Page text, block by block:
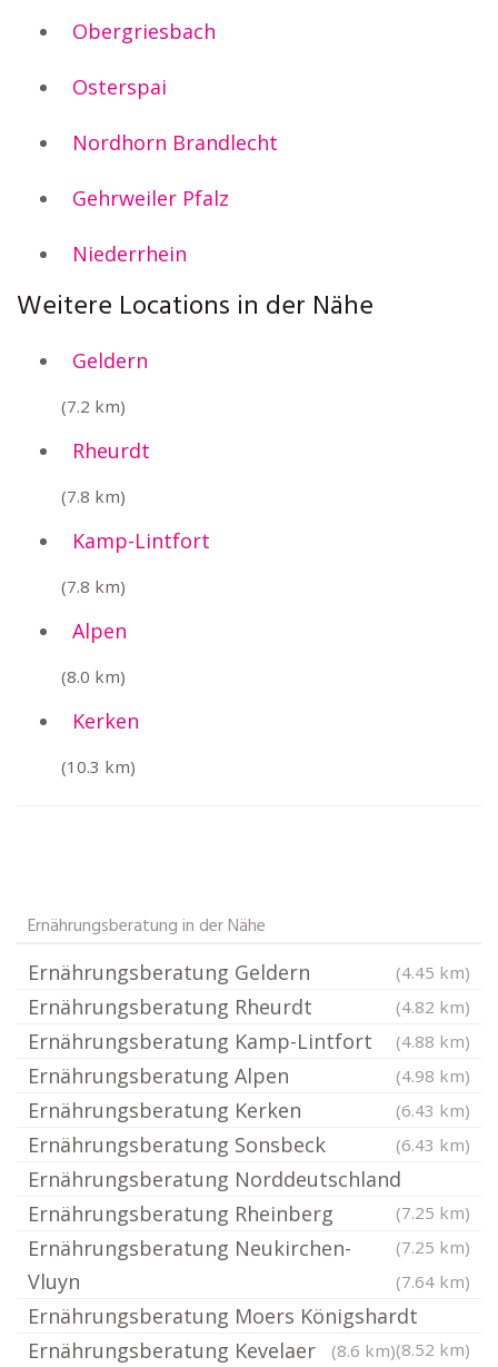
Obergriesbach
Osterspai
Nordhorn Brandlecht
Gehrweiler Pfalz
Niederrhein
Weitere Locations in der Nähe
Geldern
(7.2 km)
Rheurdt
(7.8 km)
Kamp-Lintfort
(7.8 km)
Alpen
(8.0 km)
Kerken
(10.3 km)
Ernährungsberatung in der Nähe
Ernährungsberatung Geldern (4.45 km)
Ernährungsberatung Rheurdt (4.82 km)
Ernährungsberatung Kamp-Lintfort (4.88 km)
Ernährungsberatung Alpen (4.98 km)
Ernährungsberatung Kerken (6.43 km)
Ernährungsberatung Sonsbeck (6.43 km)
Ernährungsberatung Norddeutschland
(7.25 km)
Ernährungsberatung Rheinberg
(7.25 km)
Ernährungsberatung Neukirchen-
Vluyn
(7.64 km)
Ernährungsberatung Moers Königshardt
(8.52 km)
Ernährungsberatung Kevelaer (8.6 km)